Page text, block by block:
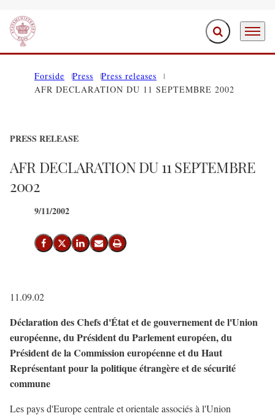
Go to frontpage Expand search
Menu
Forside Press
Press releases
AFR DECLARATION DU 11 SEPTEMBRE 2002
PRESS RELEASE
AFR DECLARATION DU 11 SEPTEMBRE
2002
9/11/2002
Share on Facebook
Share on X (Twitter)
Share on LinkedIn
Send email
Print
11.09.02
Déclaration des Chefs d'État et de gouvernement de l'Union
européenne, du Président du Parlement européen, du
Président de la Commission européenne et du Haut
Représentant pour la politique étrangère et de sécurité
commune
Les pays d'Europe centrale et orientale associés à l'Union